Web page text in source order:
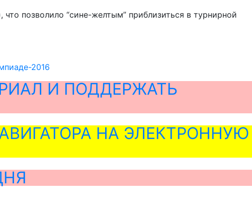
позволило “сине-желтым” приблизиться в турнирной
2016
И ПОДДЕРЖАТЬ
НА ЭЛЕКТРОННУЮ